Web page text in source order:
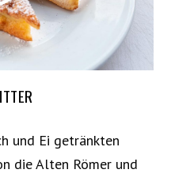
und Ei getränkten
die Alten Römer und